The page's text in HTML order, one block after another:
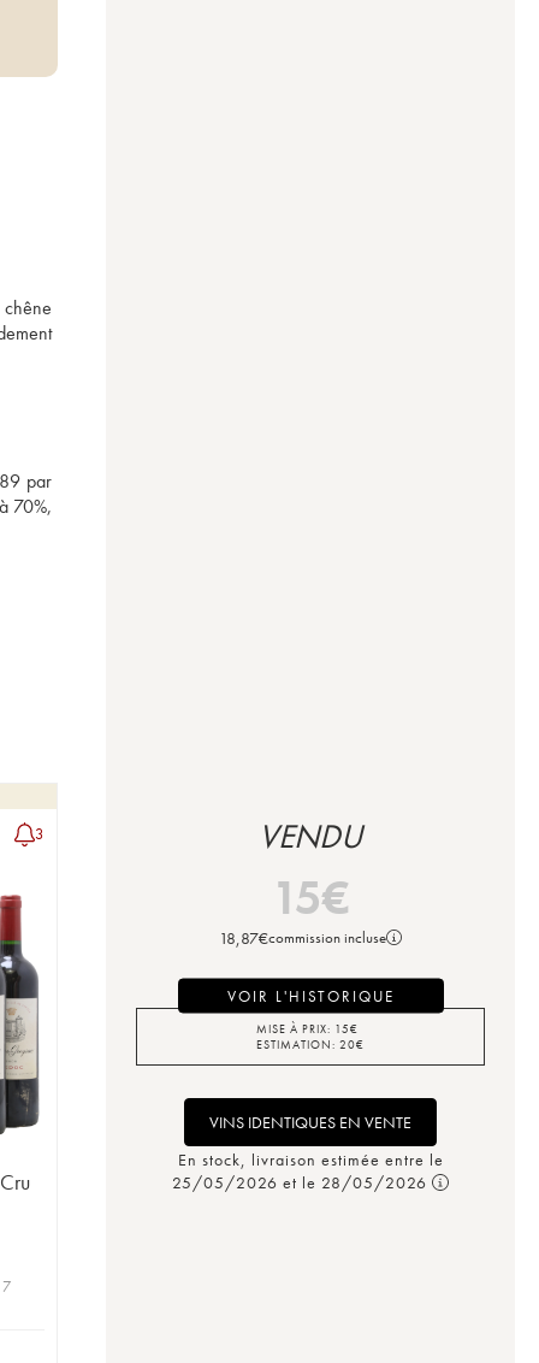
par
70%,
3 VENDU
15€
18,87€commission incluse
VOIR L'HISTORIQUE
MISE À PRIX: 15€
ESTIMATION: 20€
VINS IDENTIQUES EN VENTE
En stock, livraison estimée entre le
25/05/2026 et le 28/05/2026